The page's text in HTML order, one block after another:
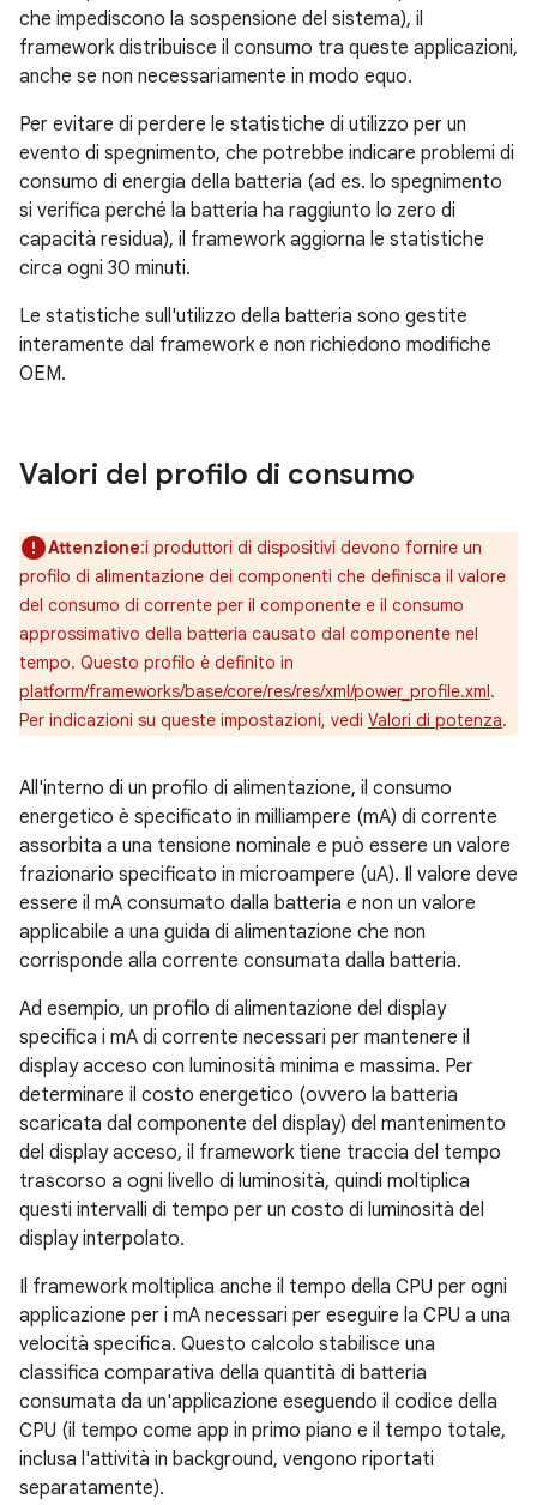
che impediscono la sospensione del sistema), il
framework distribuisce il consumo tra queste applicazioni,
anche se non necessariamente in modo equo.
Per evitare di perdere le statistiche di utilizzo per un
evento di spegnimento, che potrebbe indicare problemi di
consumo di energia della batteria (ad es. lo spegnimento
si verifica perché la batteria ha raggiunto lo zero di
capacità residua), il framework aggiorna le statistiche
circa ogni 30 minuti.
Le statistiche sull'utilizzo della batteria sono gestite
interamente dal framework e non richiedono modifiche
OEM.
Valori del profilo di consumo
Attenzione:i produttori di dispositivi devono fornire un
profilo di alimentazione dei componenti che definisca il valore
del consumo di corrente per il componente e il consumo
approssimativo della batteria causato dal componente nel
tempo. Questo profilo è definito in
platform/frameworks/base/core/res/res/xml/power_profile.xml.
Per indicazioni su queste impostazioni, vedi Valori di potenza.
All'interno di un profilo di alimentazione, il consumo
energetico è specificato in milliampere (mA) di corrente
assorbita a una tensione nominale e può essere un valore
frazionario specificato in microampere (uA). Il valore deve
essere il mA consumato dalla batteria e non un valore
applicabile a una guida di alimentazione che non
corrisponde alla corrente consumata dalla batteria.
Ad esempio, un profilo di alimentazione del display
specifica i mA di corrente necessari per mantenere il
display acceso con luminosità minima e massima. Per
determinare il costo energetico (ovvero la batteria
scaricata dal componente del display) del mantenimento
del display acceso, il framework tiene traccia del tempo
trascorso a ogni livello di luminosità, quindi moltiplica
questi intervalli di tempo per un costo di luminosità del
display interpolato.
Il framework moltiplica anche il tempo della CPU per ogni
applicazione per i mA necessari per eseguire la CPU a una
velocità specifica. Questo calcolo stabilisce una
classifica comparativa della quantità di batteria
consumata da un'applicazione eseguendo il codice della
CPU (il tempo come app in primo piano e il tempo totale,
inclusa l'attività in background, vengono riportati
separatamente).